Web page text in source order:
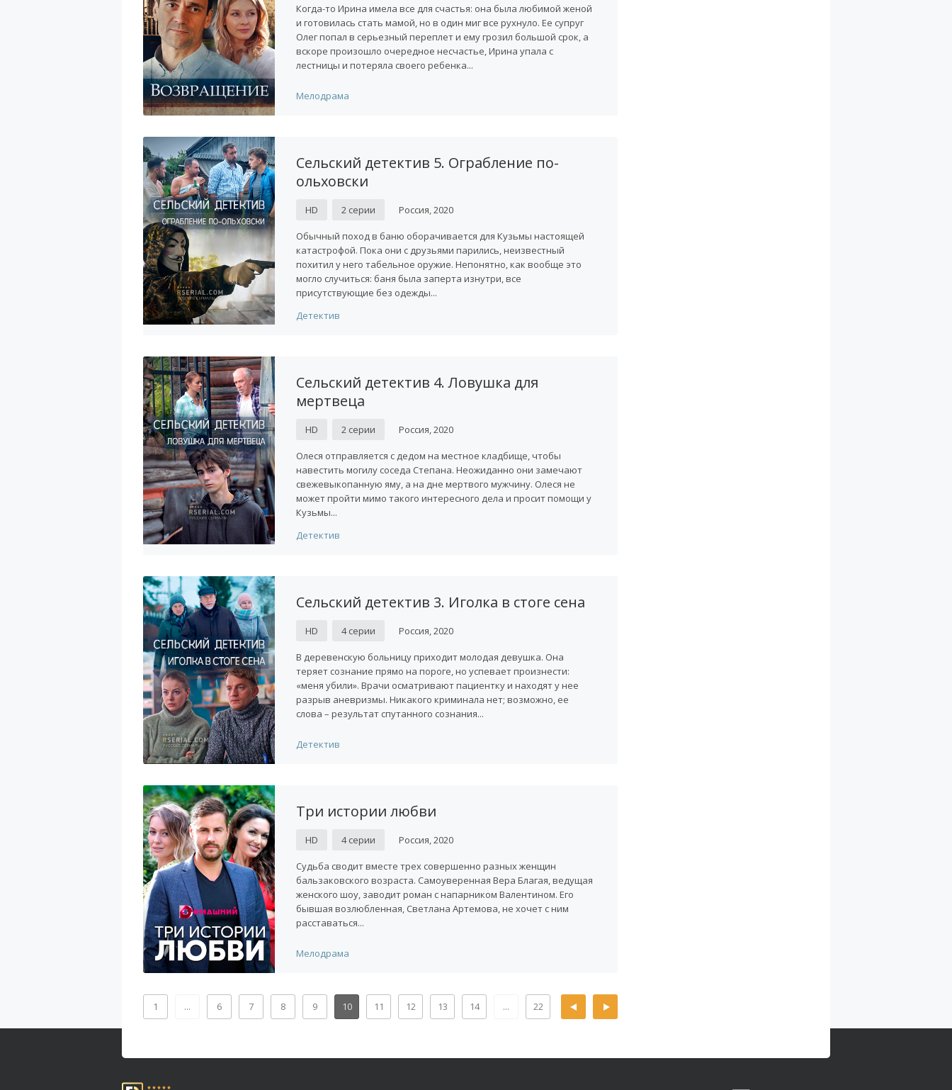
Когда-то Ирина имела все для счастья: она была любимой женой
и готовилась стать мамой, но в один миг все рухнуло. Ее супруг
Олег попал в серьезный переплет и ему грозил большой срок, а
вскоре произошло очередное несчастье, Ирина упала с
лестницы и потеряла своего ребенка...
Мелодрама
Сельский детектив 5. Ограбление по-
ольховски
HD 2 серии Россия, 2020
Обычный поход в баню оборачивается для Кузьмы настоящей
катастрофой. Пока они с друзьями парились, неизвестный
похитил у него табельное оружие. Непонятно, как вообще это
могло случиться: баня была заперта изнутри, все
присутствующие без одежды...
Детектив
Сельский детектив 4. Ловушка для
мертвеца
HD 2 серии Россия, 2020
Олеся отправляется с дедом на местное кладбище, чтобы
навестить могилу соседа Степана. Неожиданно они замечают
свежевыкопанную яму, а на дне мертвого мужчину. Олеся не
может пройти мимо такого интересного дела и просит помощи у
Кузьмы...
Детектив
Сельский детектив 3. Иголка в стоге сена
HD 4 серии Россия, 2020
В деревенскую больницу приходит молодая девушка. Она
теряет сознание прямо на пороге, но успевает произнести:
«меня убили». Врачи осматривают пациентку и находят у нее
разрыв аневризмы. Никакого криминала нет; возможно, ее
слова – результат спутанного сознания...
Детектив
Три истории любви
HD 4 серии Россия, 2020
Судьба сводит вместе трех совершенно разных женщин
бальзаковского возраста. Самоуверенная Вера Благая, ведущая
женского шоу, заводит роман с напарником Валентином. Его
бывшая возлюбленная, Светлана Артемова, не хочет с ним
расставаться...
Мелодрама
1 ... 6 7 8 9 10 11 12 13 14 ... 22